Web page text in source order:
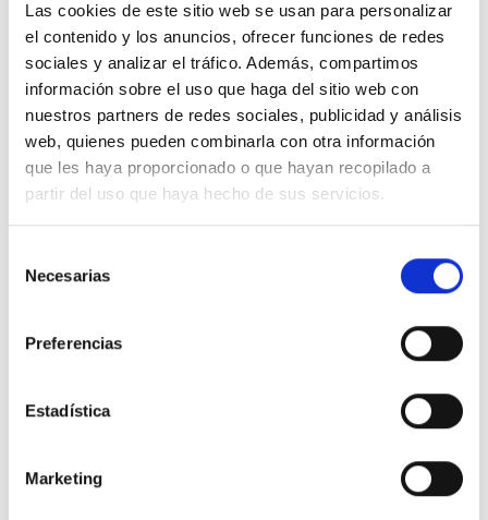
Las cookies de este sitio web se usan para personalizar
el contenido y los anuncios, ofrecer funciones de redes
sociales y analizar el tráfico. Además, compartimos
información sobre el uso que haga del sitio web con
nuestros partners de redes sociales, publicidad y análisis
web, quienes pueden combinarla con otra información
que les haya proporcionado o que hayan recopilado a
partir del uso que haya hecho de sus servicios.
Necesarias
Preferencias
Estadística
Marketing
Descripción
Marco mínimo con 3 elementos y enchufe y 2 módulos estrechos negro
mate
Detalles del producto
Comentarios